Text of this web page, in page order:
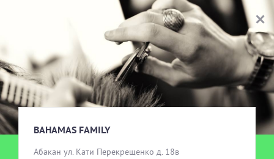
BAHAMAS FAMILY
Абакан ул. Кати Перекрещенко д. 18в
BAHAMAS FAMILY
ВЫБОР УСЛУГИ